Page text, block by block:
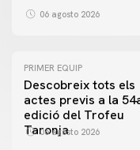
06 agosto 2026
PRIMER EQUIP
Descobreix tots els
actes previs a la
edició del Trofeu
Taronja
06 agosto 2026